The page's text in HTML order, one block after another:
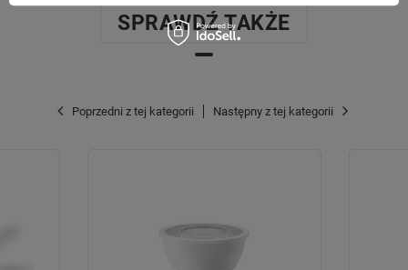
SPRAWDŹ TAKŻE
Poprzedni z tej kategorii Następny z tej kategorii